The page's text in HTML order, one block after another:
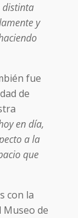
distinta
y
fue
de
en día,
a la
que
con la
Museo de